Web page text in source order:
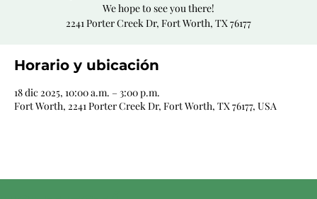
We hope to see you there!
2241 Porter Creek Dr, Fort Worth, TX 76177
Horario y ubicación
18 dic 2025, 10:00 a.m. – 3:00 p.m.
Fort Worth, 2241 Porter Creek Dr, Fort Worth, TX 76177, USA